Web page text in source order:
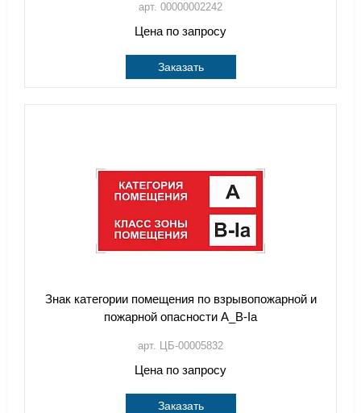
арт. 00000002242
Цена по запросу
Заказать
Знак категории помещения по взрывопожарной и
пожарной опасности А_В-Iа
арт. ЦБ-00005832
Цена по запросу
Заказать